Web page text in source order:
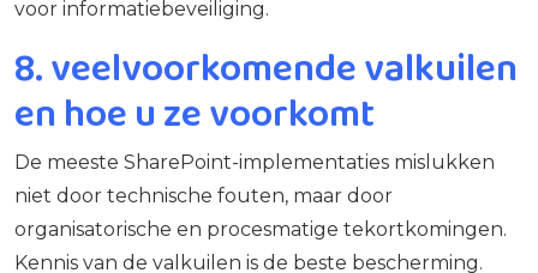
voor informatiebeveiliging.
8. veelvoorkomende valkuilen
en hoe u ze voorkomt
De meeste SharePoint-implementaties mislukken
niet door technische fouten, maar door
organisatorische en procesmatige tekortkomingen.
Kennis van de valkuilen is de beste bescherming.